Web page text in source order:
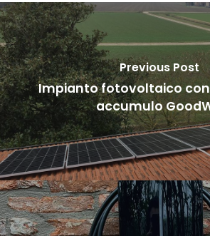
Previous Post
Impianto fotovoltaico
accumulo